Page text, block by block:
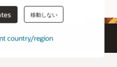
移動しない
country/region
利用規約